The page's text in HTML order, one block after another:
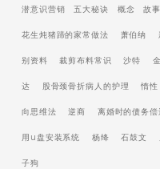
潜意识营销 五大秘诀 概念 故事
花生炖猪蹄的家常做法 萧伯纳
别资料 裁剪布料常识 沙特
达 股骨颈骨折病人的护理 惰性
向思维法 逆商 离婚时的债务偿
用u盘安装系统 杨绛 石鼓文
子狗